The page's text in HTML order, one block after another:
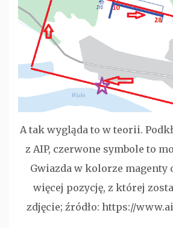
A tak wygląda to w teorii.
z AIP, czerwone symbole to
Gwiazda w kolorze magenty
więcej pozycję, z której
zdjęcie; źródło: https://